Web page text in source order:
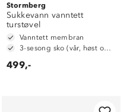
Stormberg
Sukkevann vanntett
turstøvel
Vanntett membran
3-sesong sko (vår, høst og vinter)
499,-